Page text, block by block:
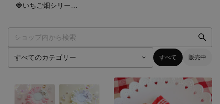
すべて 販売中